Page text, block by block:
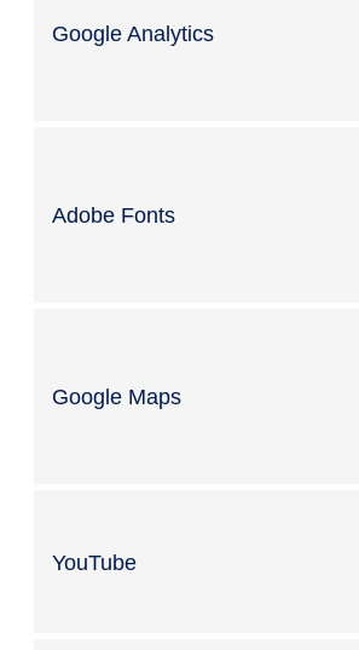
Google Analytics
Adobe Fonts
Google Maps
YouTube